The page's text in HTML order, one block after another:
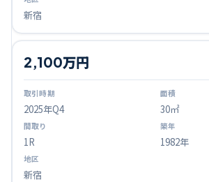
新宿
2025年Q4
2,100万円
30㎡
1R 1982年
新宿